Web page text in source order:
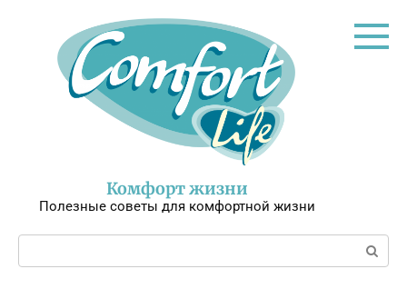
Комфорт жизни
Полезные советы для комфортной жизни
Поиск: